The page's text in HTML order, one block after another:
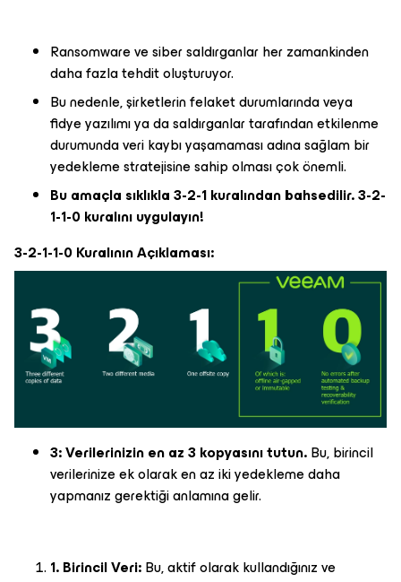
Ransomware ve siber saldırganlar her zamankinden
daha fazla tehdit oluşturuyor.
Bu nedenle, şirketlerin felaket durumlarında veya
fidye yazılımı ya da saldırganlar tarafından etkilenme
durumunda veri kaybı yaşamaması adına sağlam bir
yedekleme stratejisine sahip olması çok önemli.
Bu amaçla sıklıkla 3-2-1 kuralından bahsedilir. 3-2-
1-1-0 kuralını uygulayın!
3-2-1-1-0 Kuralının Açıklaması:
3: Verilerinizin en az 3 kopyasını tutun.Bu, birincil
verilerinize ek olarak en az iki yedekleme daha
yapmanız gerektiği anlamına gelir.
1. Birincil Veri:Bu, aktif olarak kullandığınız ve